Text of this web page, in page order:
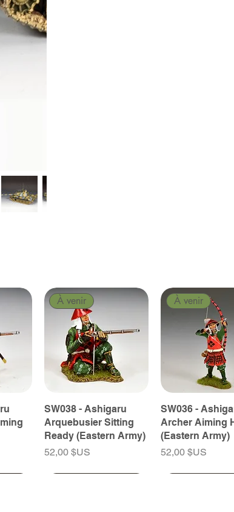
À venir
SW038 - Ashigaru
Arquebusier Sitting
Ready (Eastern Army)
Prix
52,00 $US
À venir
SW036 -
Archer Aiming
(Eastern Army)
Prix
52,00 $US